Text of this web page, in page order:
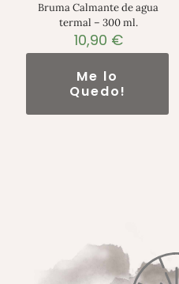
Bruma Calmante de agua
termal – 300 ml.
10,90 €
Me lo
Quedo!